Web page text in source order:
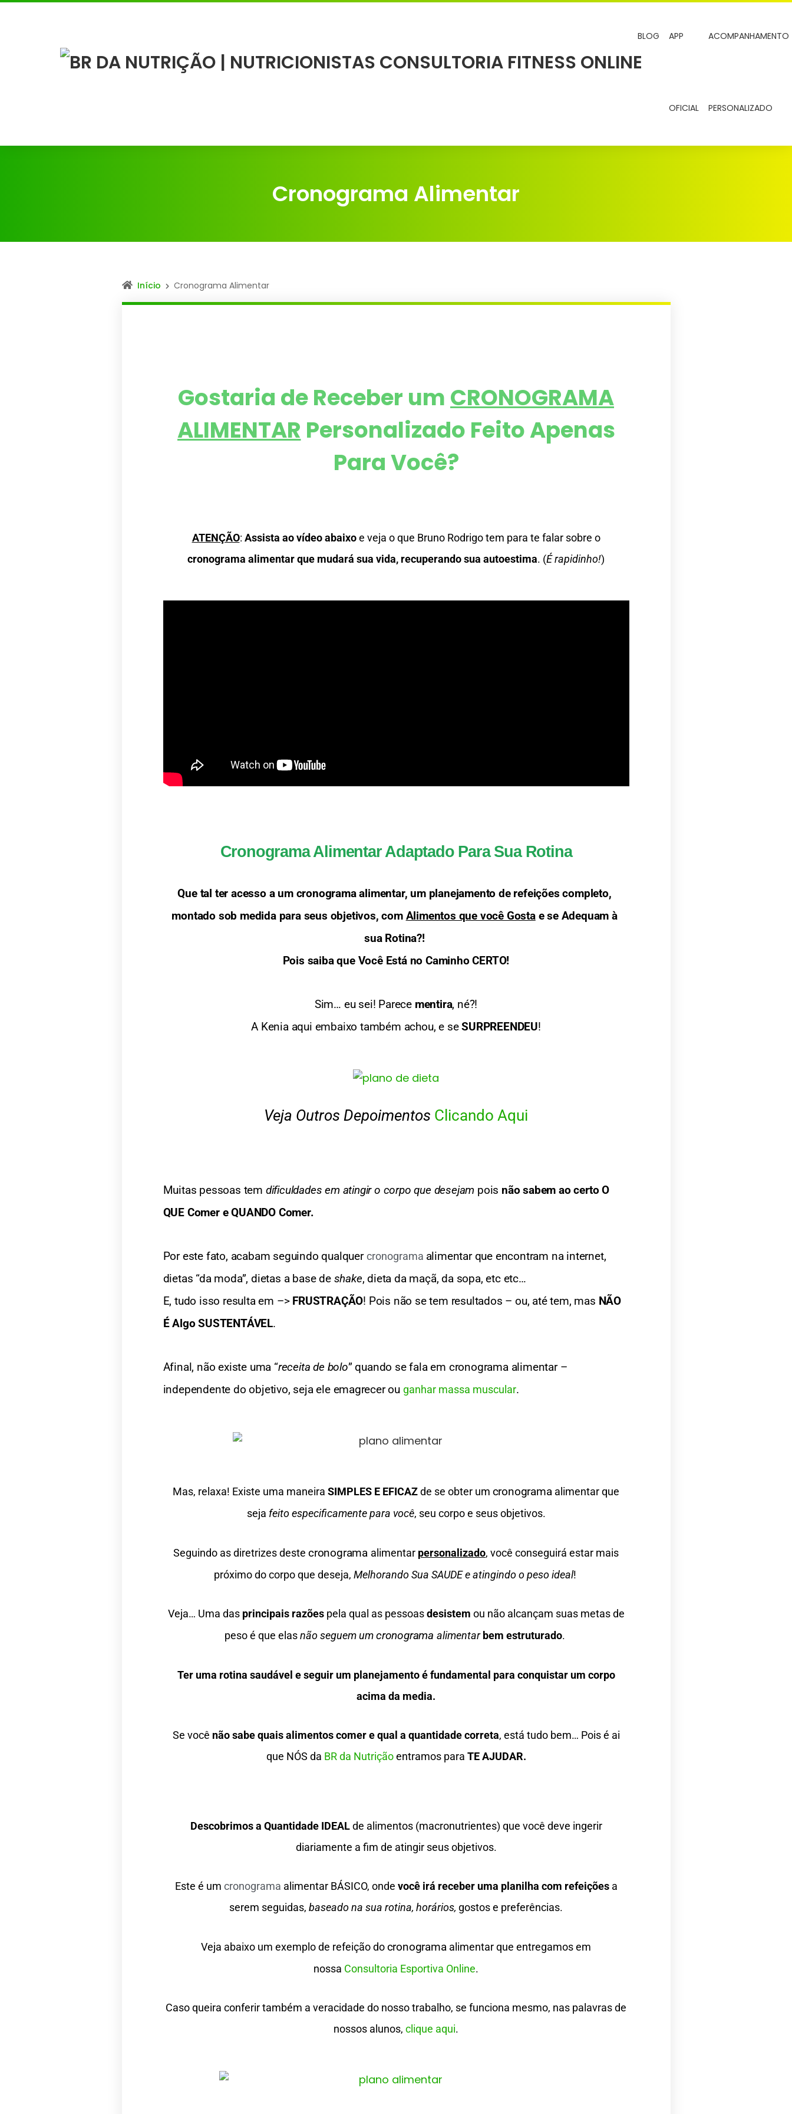
BLOG APP
OFICIAL
ACOMPANHAMENTO
PERSONALIZADO
Cronograma Alimentar
Início Cronograma Alimentar
Gostaria de Receber um CRONOGRAMA
ALIMENTAR Personalizado Feito Apenas
Para Você?
ATENÇÃO: Assista ao vídeo abaixoe veja o que Bruno Rodrigo tem para te falar sobre o
cronograma alimentar que mudará sua vida, recuperando sua autoestima. (É rapidinho!)
Cronograma Alimentar Adaptado Para Sua Rotina
Que tal ter acesso a um cronograma alimentar, um planejamento de refeições completo,
montado sob medida para seus objetivos, com Alimentos que você Gosta e se Adequam à
sua Rotina?!
Pois saiba que Você Está no Caminho CERTO!
Sim… eu sei! Parece mentira, né?!
A Kenia aqui embaixo também achou, e se SURPREENDEU!
Veja Outros Depoimentos Clicando Aqui
Muitas pessoas tem dificuldades em atingir o corpo que desejam pois não sabem ao certo O
QUE Comer e QUANDO Comer.
Por este fato, acabam seguindo qualquer cronograma alimentar que encontram na internet,
dietas “da moda”, dietas a base de shake, dieta da maçã, da sopa, etc etc…
E, tudo isso resulta em –> FRUSTRAÇÃO! Pois não se tem resultados – ou, até tem, mas NÃO
É Algo SUSTENTÁVEL.
Afinal, não existe uma “receita de bolo” quando se fala em cronograma alimentar –
independente do objetivo, seja ele emagrecer ou ganhar massa muscular.
Mas, relaxa! Existe uma maneira SIMPLES E EFICAZde se obter um cronograma alimentar que
seja feito especificamente para você, seu corpo e seus objetivos.
Seguindo as diretrizes destecronograma alimentar personalizado, você conseguirá estar mais
próximo do corpo que deseja, Melhorando Sua SAUDE e atingindo o peso ideal!
Veja… Uma das principais razõespela qual as pessoasdesistem ou não alcançam suas metas de
peso é que elasnão seguem umcronograma alimentar bem estruturado.
Ter uma rotina saudável e seguir um planejamento é fundamental para conquistar um corpo
acima da media.
Se você não sabe quais alimentos comer e qual a quantidade correta, está tudo bem… Pois é ai
que NÓS da BR da Nutriçãoentramos para TE AJUDAR.
Descobrimos a Quantidade IDEALde alimentos (macronutrientes) que você deve ingerir
diariamente a fim de atingir seus objetivos.
Este é um cronograma alimentar BÁSICO, onde você irá receber uma planilha com refeiçõesa
serem seguidas, baseado na sua rotina, horários, gostos e preferências.
Veja abaixo um exemplo de refeição docronograma alimentar que entregamos em
nossa Consultoria Esportiva Online.
Caso queira conferir também a veracidade do nosso trabalho, se funciona mesmo, nas palavras de
nossos alunos, clique aqui.